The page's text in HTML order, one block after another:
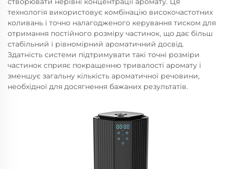
технологія використовує комбінацію високочастотних
коливань і точно налагодженого керування тиском для
отримання постійного розміру частинок, що дає більш
стабільний і рівномірний ароматичний досвід.
Здатність системи підтримувати такі точні розміри
частинок сприяє покращенню тривалості аромату і
зменшує загальну кількість ароматичної речовини,
необхідної для досягнення бажаних результатів.